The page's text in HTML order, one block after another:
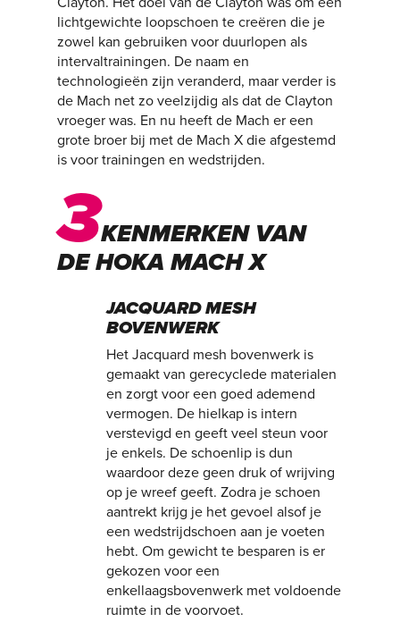
lichtgewichte loopschoen te creëren die je
zowel kan gebruiken voor duurlopen als
intervaltrainingen. De naam en
technologieën zijn veranderd, maar verder is
de Mach net zo veelzijdig als dat de Clayton
vroeger was. En nu heeft de Mach er een
grote broer bij met de Mach X die afgestemd
is voor trainingen en wedstrijden.
3KENMERKEN VAN
DE HOKA MACH X
JACQUARD MESH
BOVENWERK
Het Jacquard mesh bovenwerk is
gemaakt van gerecyclede materialen
en zorgt voor een goed ademend
vermogen. De hielkap is intern
verstevigd en geeft veel steun voor
je enkels. De schoenlip is dun
waardoor deze geen druk of wrijving
op je wreef geeft. Zodra je schoen
aantrekt krijg je het gevoel alsof je
een wedstrijdschoen aan je voeten
hebt. Om gewicht te besparen is er
gekozen voor een
enkellaagsbovenwerk met voldoende
ruimte in de voorvoet.